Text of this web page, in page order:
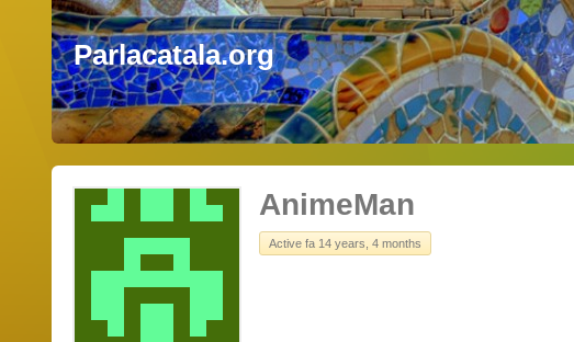
Parlacatala.org
AnimeMan
Active fa 14 years, 4 months